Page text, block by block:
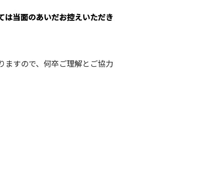
は当面のあいだお控えいただき
ますので、何卒ご理解とご協力